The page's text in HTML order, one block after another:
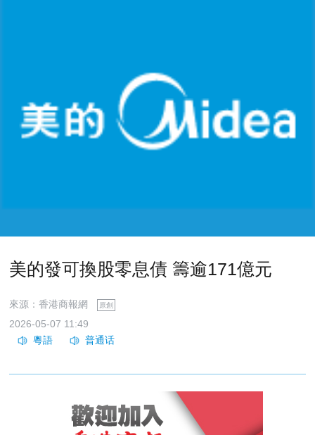
美的發可換股零息債 籌逾171億元
來源：香港商報網 原創
2026-05-07 11:49